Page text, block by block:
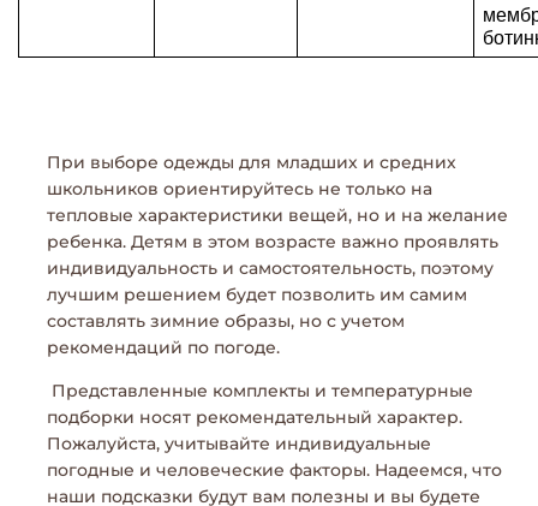
При выборе одежды для младших и средних
школьников ориентируйтесь не только на
тепловые характеристики вещей, но и на желание
ребенка. Детям в этом возрасте важно проявлять
индивидуальность и самостоятельность, поэтому
лучшим решением будет позволить им самим
составлять зимние образы, но с учетом
рекомендаций по погоде.
Представленные комплекты и температурные
подборки носят рекомендательный характер.
Пожалуйста, учитывайте индивидуальные
погодные и человеческие факторы. Надеемся, что
наши подсказки будут вам полезны и вы будете